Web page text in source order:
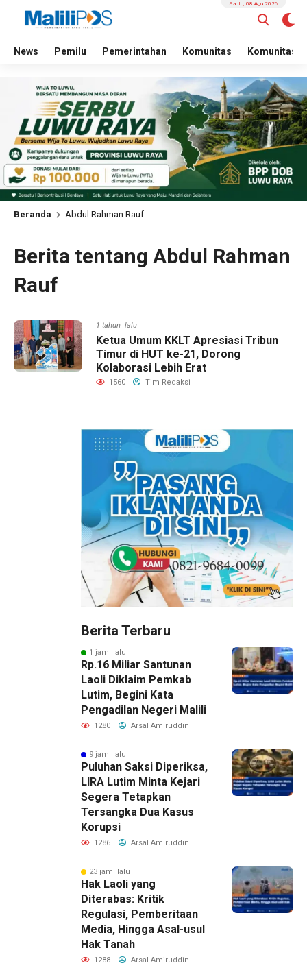
News Pemilu Pemerintahan Komunitas Komunitas
Sabtu, 08 Agu 2026
Beranda Abdul Rahman Rauf
Berita tentang Abdul Rahman
Rauf
1 tahun lalu
Ketua Umum KKLT Apresiasi Tribun
Timur di HUT ke-21, Dorong
Kolaborasi Lebih Erat
1560 Tim Redaksi
Berita Terbaru
1 jam lalu
Rp.16 Miliar Santunan
Laoli Diklaim Pemkab
Lutim, Begini Kata
Pengadilan Negeri Malili
1280 Arsal Amiruddin
9 jam lalu
Puluhan Saksi Diperiksa,
LIRA Lutim Minta Kejari
Segera Tetapkan
Tersangka Dua Kasus
Korupsi
1286 Arsal Amiruddin
23 jam lalu
Hak Laoli yang
Diterabas: Kritik
Regulasi, Pemberitaan
Media, Hingga Asal-usul
Hak Tanah
1288 Arsal Amiruddin